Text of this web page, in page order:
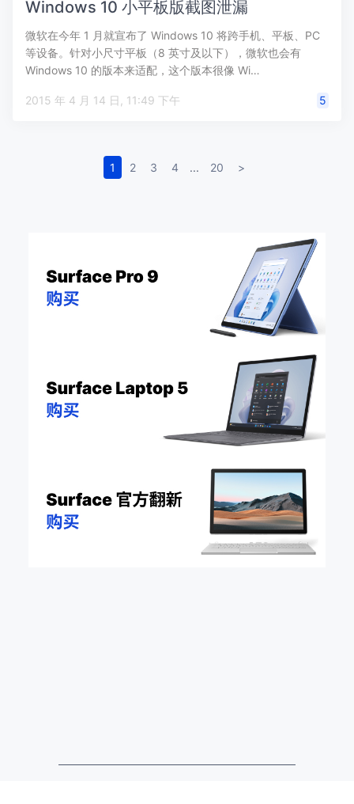
Windows 10 小平板版截图泄漏
微软在今年 1 月就宣布了 Windows 10 将跨手机、平板、PC
等设备。针对小尺寸平板（8 英寸及以下），微软也会有
Windows 10 的版本来适配，这个版本很像 Wi…
2015 年 4 月 14 日, 11:49 下午 5
1 2 3 4 ... 20 >